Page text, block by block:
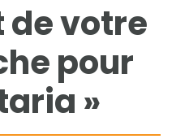
de votre
pour
»